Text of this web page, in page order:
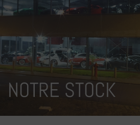
NOTRE STOCK